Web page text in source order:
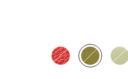
مختار